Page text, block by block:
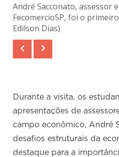
André Sacconato, assessor
FecomercioSP, foi o
Edilson Dias)
Durante a visita, os
apresentações de
campo econômico, André
desafios estruturais da
destaque para a